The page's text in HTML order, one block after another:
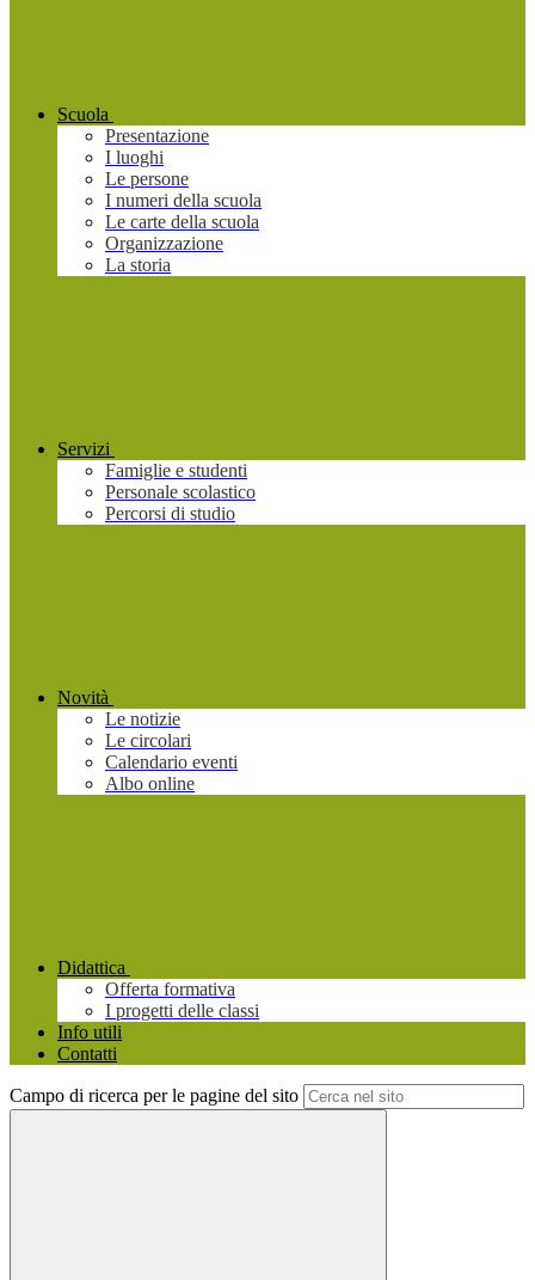
Scuola
Presentazione
I luoghi
Le persone
I numeri della scuola
Le carte della scuola
Organizzazione
La storia
Servizi
Famiglie e studenti
Personale scolastico
Percorsi di studio
Novità
Le notizie
Le circolari
Calendario eventi
Albo online
Didattica
Offerta formativa
I progetti delle classi
Info utili
Contatti
Campo di ricerca per le pagine del sito